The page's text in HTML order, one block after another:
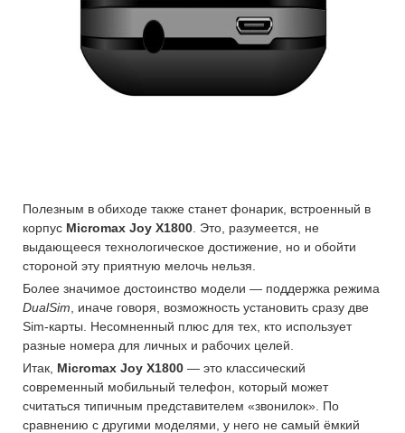
Полезным в обиходе также станет фонарик, встроенный в
корпус Micromax Joy X1800 . Это, разумеется, не
выдающееся технологическое достижение, но и обойти
стороной эту приятную мелочь нельзя.
Более значимое достоинство модели — поддержка режима
DualSim , иначе говоря, возможность установить сразу две
Sim-карты. Несомненный плюс для тех, кто использует
разные номера для личных и рабочих целей.
Итак, Micromax Joy X1800 — это классический
современный мобильный телефон, который может
считаться типичным представителем «звонилок». По
сравнению с другими моделями, у него не самый ёмкий